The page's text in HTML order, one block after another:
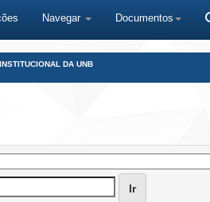
Navegar Documentos
DA UNB